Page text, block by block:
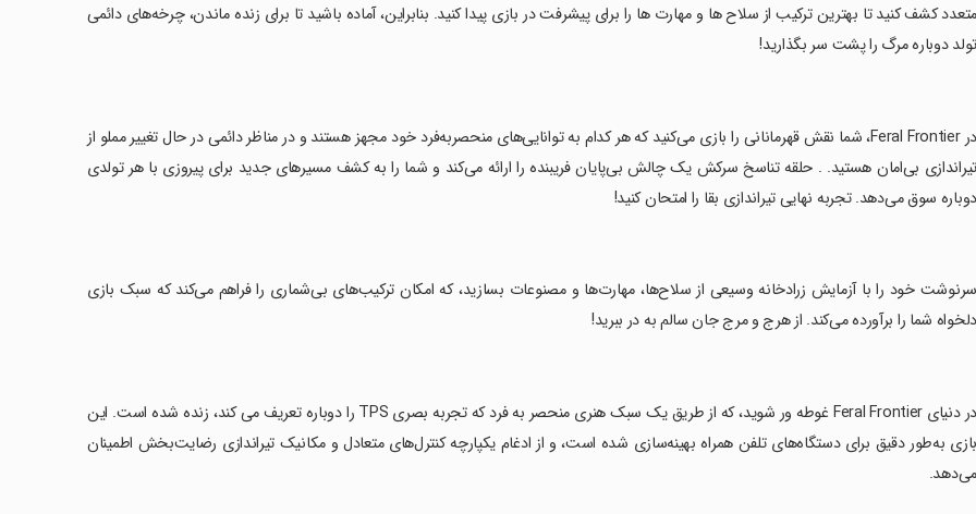
متعدد کشف کنید تا بهترین ترکیب از سلاح ها و مهارت ها را برای پیشرفت در بازی پیدا کنید. بنابراین، آماده باشید تا برای زنده ماندن، چرخه‌های دائمی
تولد دوباره مرگ را پشت سر بگذارید!
‏در Feral Frontier، شما نقش قهرمانانی را بازی می‌کنید که هر کدام به توانایی‌های منحصربه‌فرد خود مجهز هستند و در مناظر دائمی در حال تغییر مملو از
تیراندازی بی‌امان هستید. . حلقه تناسخ سرکش یک چالش بی‌پایان فریبنده را ارائه می‌کند و شما را به کشف مسیرهای جدید برای پیروزی با هر تولدی
دوباره سوق می‌دهد. تجربه نهایی تیراندازی بقا را امتحان کنید!
‏سرنوشت خود را با آزمایش زرادخانه وسیعی از سلاح‌ها، مهارت‌ها و مصنوعات بسازید، که امکان ترکیب‌های بی‌شماری را فراهم می‌کند که سبک بازی
دلخواه شما را برآورده می‌کند. از هرج و مرج جان سالم به در ببرید!
‏در دنیای Feral Frontier غوطه ور شوید، که از طریق یک سبک هنری منحصر به فرد که تجربه بصری TPS را دوباره تعریف می کند، زنده شده است. این
بازی به‌طور دقیق برای دستگاه‌های تلفن همراه بهینه‌سازی شده است، و از ادغام یکپارچه کنترل‌های متعادل و مکانیک تیراندازی رضایت‌بخش اطمینان
می‌دهد.